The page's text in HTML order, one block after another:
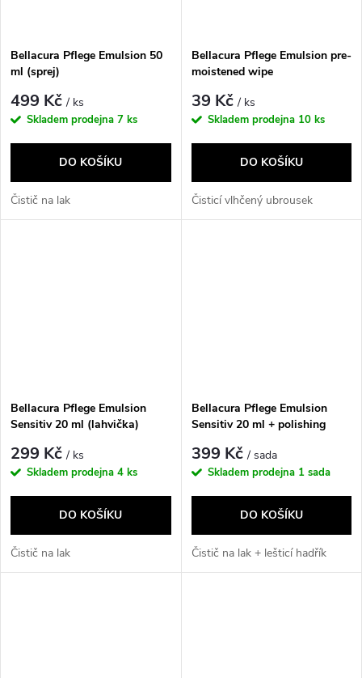
Bellacura Pflege Emulsion 50
ml (sprej)
499 Kč/ ks
Skladem prodejna 7 ks
DO KOŠÍKU
Čistič na lak
Bellacura Pflege Emulsion pre-
moistened wipe
39 Kč/ ks
Skladem prodejna 10 ks
DO KOŠÍKU
Čisticí vlhčený ubrousek
Bellacura Pflege Emulsion
Sensitiv 20 ml (lahvička)
299 Kč/ ks
Skladem prodejna 4 ks
DO KOŠÍKU
Čistič na lak
Bellacura Pflege Emulsion
Sensitiv 20 ml + polishing
399 Kč/ sada
Skladem prodejna 1 sada
DO KOŠÍKU
Čistič na lak + lešticí hadřík